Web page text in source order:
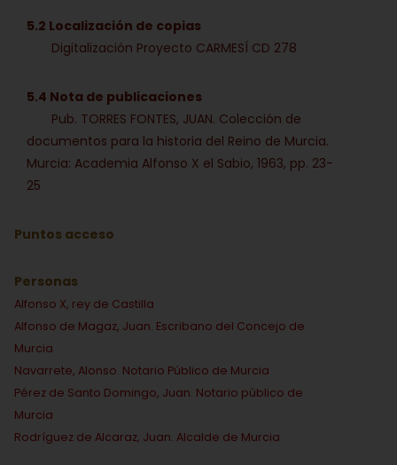
5.2 Localización de copias
Digitalización Proyecto CARMESÍ CD 278
5.4 Nota de publicaciones
Pub. TORRES FONTES, JUAN. Colección de
documentos para la historia del Reino de Murcia.
Murcia: Academia Alfonso X el Sabio, 1963, pp. 23-
25
Puntos acceso
Personas
Alfonso X, rey de Castilla
Alfonso de Magaz, Juan. Escribano del Concejo de
Murcia
Navarrete, Alonso. Notario Público de Murcia
Pérez de Santo Domingo, Juan. Notario público de
Murcia
Rodríguez de Alcaraz, Juan. Alcalde de Murcia